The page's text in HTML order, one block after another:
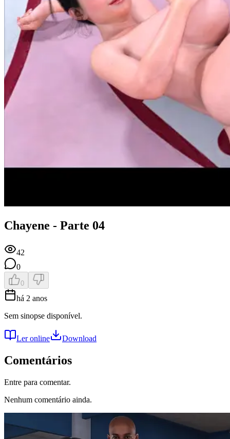
Chayene - Parte 04
42
0
0
há 2 anos
Sem sinopse disponível.
Ler online Download
Comentários
Entre para comentar.
Nenhum comentário ainda.